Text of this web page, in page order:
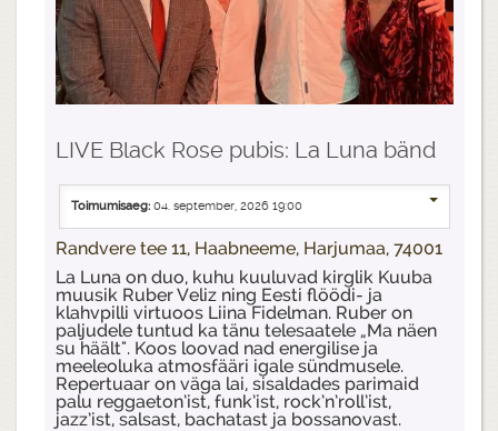
LIVE Black Rose pubis: La Luna bänd
Toimumisaeg: 04. september, 2026 19:00
Randvere tee 11, Haabneeme, Harjumaa, 74001
La Luna on duo, kuhu kuuluvad kirglik Kuuba
muusik Ruber Veliz ning Eesti flöödi- ja
klahvpilli virtuoos Liina Fidelman. Ruber on
paljudele tuntud ka tänu telesaatele „Ma näen
su häält". Koos loovad nad energilise ja
meeleoluka atmosfääri igale sündmusele.
Repertuaar on väga lai, sisaldades parimaid
palu reggaeton’ist, funk’ist, rock’n’roll’ist,
jazz’ist, salsast, bachatast ja bossanovast.